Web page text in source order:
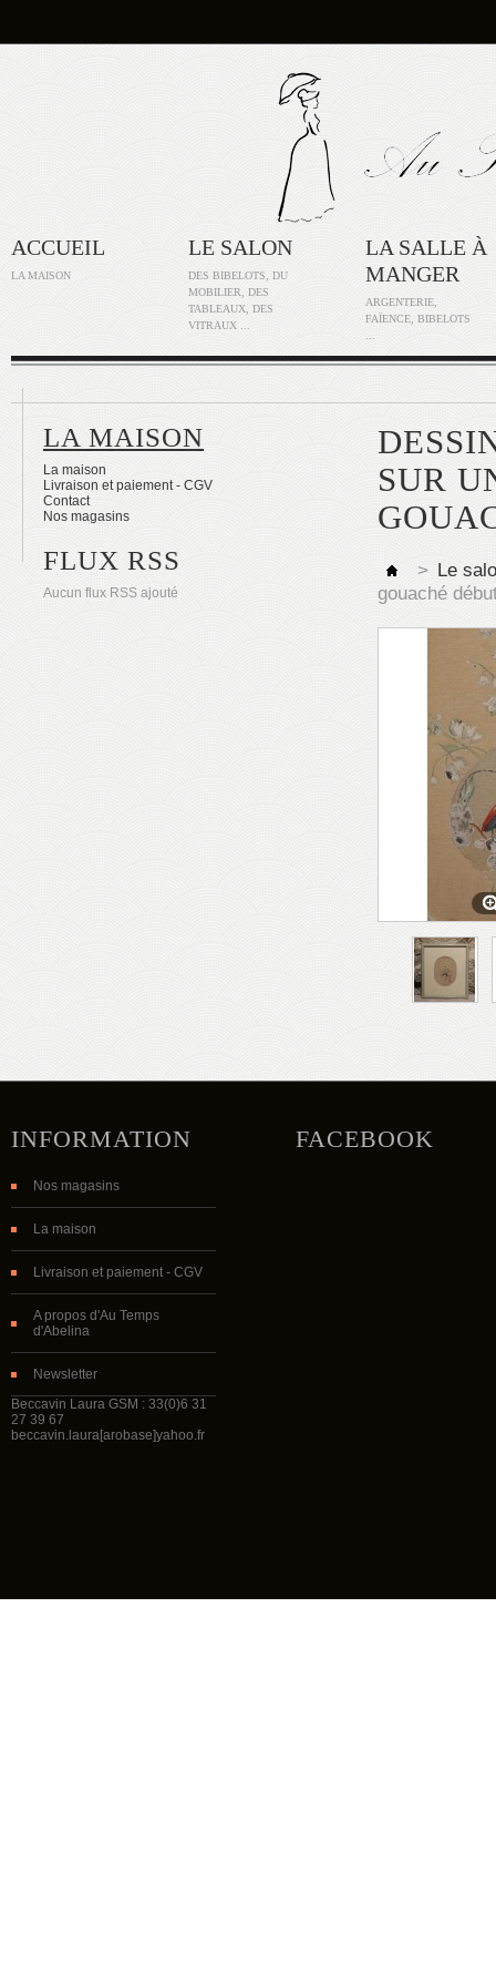
ACCUEIL
LA MAISON
LE SALON
DES BIBELOTS, DU
MOBILIER, DES
TABLEAUX, DES
VITRAUX ...
LA SALLE À
MANGER
ARGENTERIE,
FAÏENCE, BIBELOTS
LA MAISON
La maison
Livraison et paiement - CGV
Contact
Nos magasins
FLUX RSS
Aucun flux RSS ajouté
SUR
> Le
gouaché
INFORMATION
Nos magasins
La maison
Livraison et paiement - CGV
A propos d'Au Temps
d'Abelina
Newsletter
Beccavin Laura GSM : 33(0)6 31
27 39 67
beccavin.laura[arobase]yahoo.fr
FACEBOOK